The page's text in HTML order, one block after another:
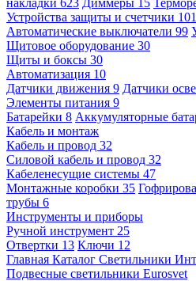
накладки 623 Диммеры 15
Устройства защиты и счетчики 101
Автоматические выключатели 99
Щитовое оборудование 30
Щиты и боксы 30
Автоматизация 10
Датчики движения 9 Датчики
Элементы питания 9
Батарейки 8 Аккумуляторные
Кабель и монтаж
Кабель и провод 32
Силовой кабель и провод 32
Кабеленесущие системы 47
Монтажные коробки 35
трубы 6
Инструменты и приборы
Ручной инструмент 25
Отвертки 13 Ключи 12
Главная Каталог Светильники
Подвесные светильники Eurosvet